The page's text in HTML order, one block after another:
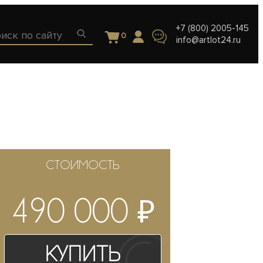
0
+7 (800) 2005-145
info@artlot24.ru
СТОИМОСТЬ
490 000 ₽
Купить